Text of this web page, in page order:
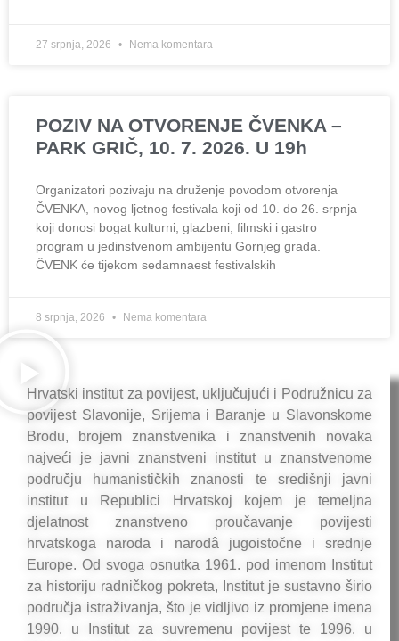
27 srpnja, 2026 Nema komentara
POZIV NA OTVORENJE ČVENKA –
PARK GRIČ, 10. 7. 2026. U 19h
Organizatori pozivaju na druženje povodom otvorenja
ČVENKA, novog ljetnog festivala koji od 10. do 26. srpnja
koji donosi bogat kulturni, glazbeni, filmski i gastro
program u jedinstvenom ambijentu Gornjeg grada.
ČVENK će tijekom sedamnaest festivalskih
8 srpnja, 2026 Nema komentara
Hrvatski institut za povijest, uključujući i Podružnicu za
povijest Slavonije, Srijema i Baranje u Slavonskome
Brodu, brojem znanstvenika i znanstvenih novaka
najveći je javni znanstveni institut u znanstvenome
području humanističkih znanosti te središnji javni
institut u Republici Hrvatskoj kojem je temeljna
djelatnost znanstveno proučavanje povijesti
hrvatskoga naroda i narodâ jugoistočne i srednje
Europe. Od svoga osnutka 1961. pod imenom Institut
za historiju radničkog pokreta, Institut je sustavno širio
područja istraživanja, što je vidljivo iz promjene imena
1990. u Institut za suvremenu povijest te 1996. u